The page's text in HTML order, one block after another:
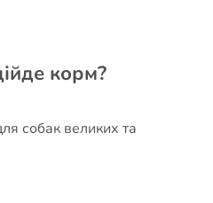
корм?
собак великих та